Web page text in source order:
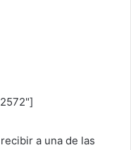
a una de las